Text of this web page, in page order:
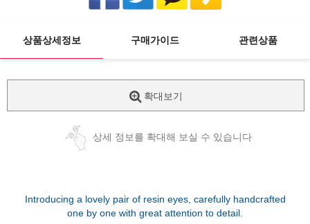
상품상세정보 구매가이드 관련상품
확대보기
상세 정보를 확대해 보실 수 있습니다
Introducing a lovely pair of resin eyes, carefully handcrafted
one by one with great attention to detail.